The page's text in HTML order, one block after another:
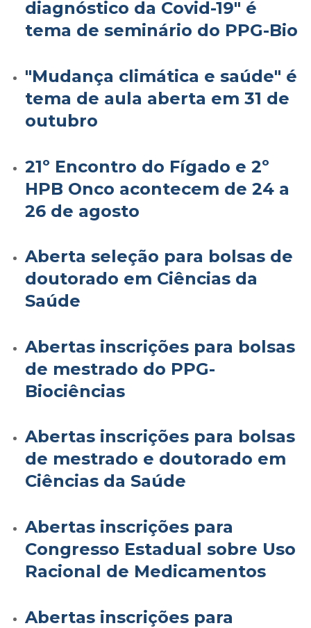
diagnóstico da Covid-19" é
tema de seminário do PPG-Bio
"Mudança climática e saúde" é
tema de aula aberta em 31 de
outubro
21º Encontro do Fígado e 2º
HPB Onco acontecem de 24 a
26 de agosto
Aberta seleção para bolsas de
doutorado em Ciências da
Saúde
Abertas inscrições para bolsas
de mestrado do PPG-
Biociências
Abertas inscrições para bolsas
de mestrado e doutorado em
Ciências da Saúde
Abertas inscrições para
Congresso Estadual sobre Uso
Racional de Medicamentos
Abertas inscrições para